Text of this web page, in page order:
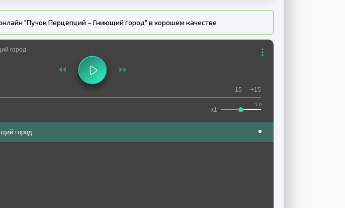
"Пучок Перцепций – Гниющий город" в хорошем качестве
город
1.0
x1
-15 +15
город